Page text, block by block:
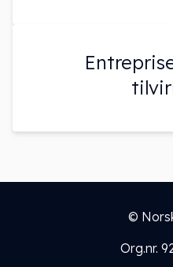
©
Org.nr.